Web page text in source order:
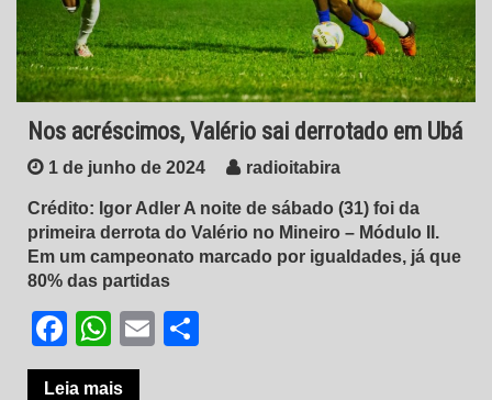
Nos acréscimos, Valério sai derrotado em Ubá
1 de junho de 2024 radioitabira
Crédito: Igor Adler A noite de sábado (31) foi da
primeira derrota do Valério no Mineiro – Módulo II.
Em um campeonato marcado por igualdades, já que
80% das partidas
Facebook
WhatsApp
Email
Leia mais